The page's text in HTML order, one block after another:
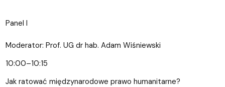
Panel I
Moderator: Prof. UG dr hab. Adam Wiśniewski
10:00–10:15
Jak ratować międzynarodowe prawo humanitarne?